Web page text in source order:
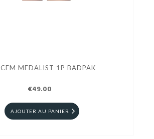
MEDALIST 1P BADPAK
€49.00
AJOUTER AU PANIER